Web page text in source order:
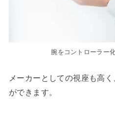
腕をコントローラー
メーカーとしての視座も高
ができます。